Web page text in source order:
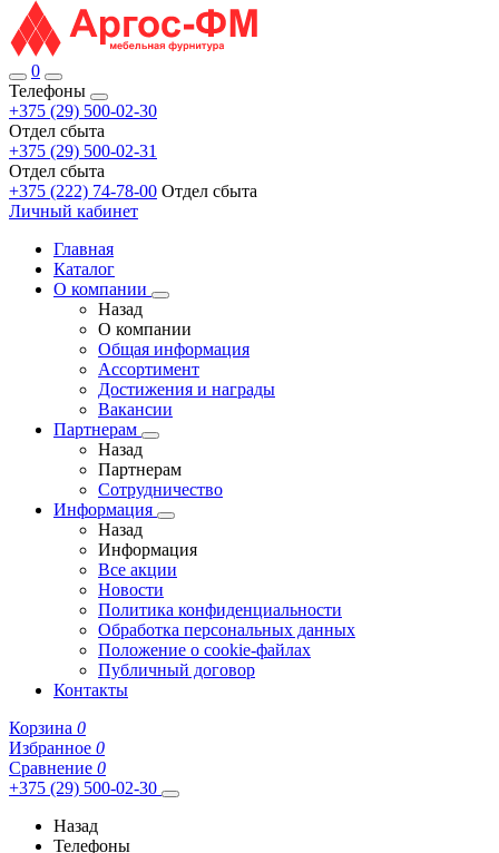
0
Телефоны
+375 (29) 500-02-30
Отдел сбыта
+375 (29) 500-02-31
Отдел сбыта
+375 (222) 74-78-00 Отдел сбыта
Личный кабинет
Главная
Каталог
О компании
Назад
О компании
Общая информация
Ассортимент
Достижения и награды
Вакансии
Партнерам
Назад
Партнерам
Сотрудничество
Информация
Назад
Информация
Все акции
Новости
Политика конфиденциальности
Обработка персональных данных
Положение о cookie-файлах
Публичный договор
Контакты
Корзина 0
Избранное 0
Сравнение 0
+375 (29) 500-02-30
Назад
Телефоны